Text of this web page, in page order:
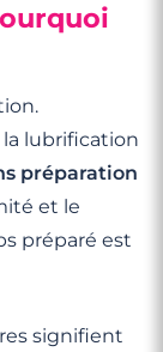
lubrification
préparation
et le
préparé est
signifient